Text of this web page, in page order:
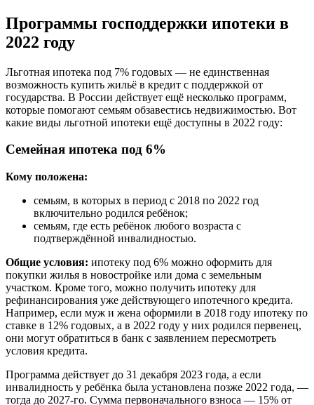
Программы господдержки ипотеки в
2022 году
Льготная ипотека под 7% годовых — не единственная
возможность купить жильё в кредит с поддержкой от
государства. В России действует ещё несколько программ,
которые помогают семьям обзавестись недвижимостью. Вот
какие виды льготной ипотеки ещё доступны в 2022 году:
Семейная ипотека под 6%
Кому положена:
семьям, в которых в период с 2018 по 2022 год
включительно родился ребёнок;
семьям, где есть ребёнок любого возраста с
подтверждённой инвалидностью.
Общие условия: ипотеку под 6% можно оформить для
покупки жилья в новостройке или дома с земельным
участком. Кроме того, можно получить ипотеку для
рефинансирования уже действующего ипотечного кредита.
Например, если муж и жена оформили в 2018 году ипотеку по
ставке в 12% годовых, а в 2022 году у них родился первенец,
они могут обратиться в банк с заявлением пересмотреть
условия кредита.
Программа действует до 31 декабря 2023 года, а если
инвалидность у ребёнка была установлена позже 2022 года, —
тогда до 2027-го. Сумма первоначального взноса — 15% от